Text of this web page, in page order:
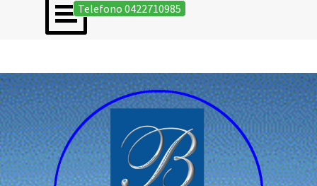
Vai ai contenuti Telefono 0422710985